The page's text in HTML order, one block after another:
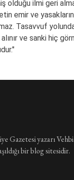
olduğu ilmi geri
emir ve
Tasavvuf
ve sanki hiç
Gazetesi yazarı Vehbi
bir blog sitesidir.